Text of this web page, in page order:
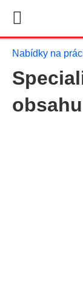
Nabídky na